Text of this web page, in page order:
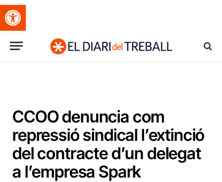
Obre la barra d'eines
CCOO denuncia com
repressió sindical l’extinció
del contracte d’un delegat
a l’empresa Spark